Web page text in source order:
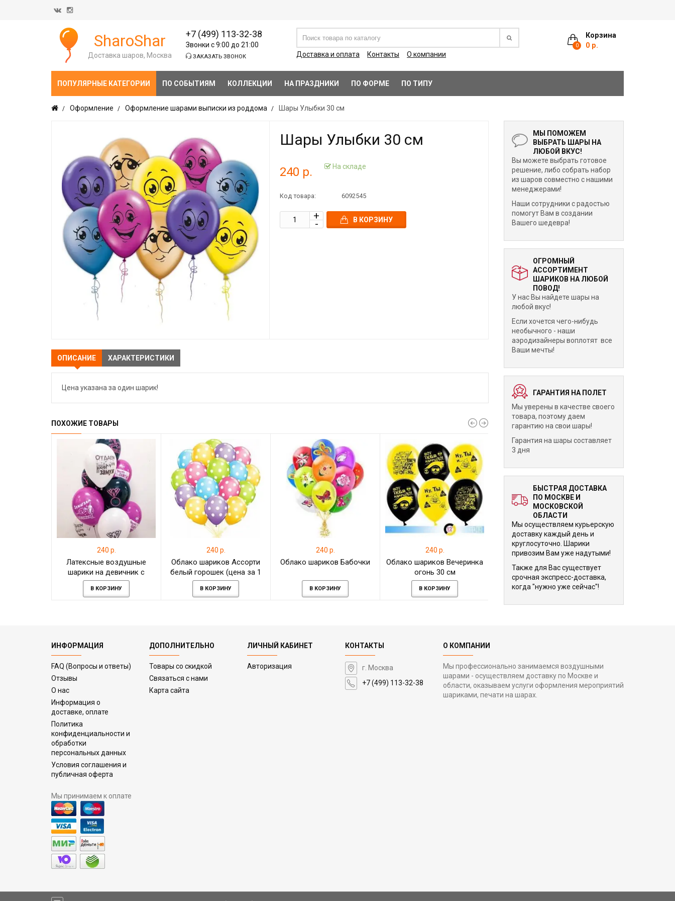
Корзина
0 0 р.
SharoShar
Доставка шаров, Москва
+7 (499) 113-32-38
Звонки с 9:00 до 21:00
ЗАКАЗАТЬ ЗВОНОК Доставка и оплата Контакты О компании
ПОПУЛЯРНЫЕ КАТЕГОРИИ ПО СОБЫТИЯМ КОЛЛЕКЦИИ НА ПРАЗДНИКИ ПО ФОРМЕ ПО ТИПУ
Оформление Оформление шарами выписки из роддома Шары Улыбки 30 см
Шары Улыбки 30 см
240 р. На складе
Код товара: 6092545
В КОРЗИНУ
ОПИСАНИЕ ХАРАКТЕРИСТИКИ
Цена указана за один шарик!
ПОХОЖИЕ ТОВАРЫ
240 р.
Латексные воздушные
шарики на девичник с
гелием
В КОРЗИНУ
240 р.
Облако шариков Ассорти
белый горошек (цена за 1
штуку)
В КОРЗИНУ
240 р.
Облако шариков Бабочки
В КОРЗИНУ
240 р.
Облако шариков Вечеринка
огонь 30 см
В КОРЗИНУ
240 р.
Диснея 30 см
В КОРЗИНУ
МЫ ПОМОЖЕМ
ВЫБРАТЬ ШАРЫ НА
ЛЮБОЙ ВКУС!
Вы можете выбрать готовое
решение, либо собрать набор
из шаров совместно с нашими
менеджерами!
Наши сотрудники с радостью
помогут Вам в создании
Вашего шедевра!
ОГРОМНЫЙ
АССОРТИМЕНТ
ШАРИКОВ НА ЛЮБОЙ
ПОВОД!
У нас Вы найдете шары на
любой вкус!
Если хочется чего-нибудь
необычного - наши
аэродизайнеры воплотят все
Ваши мечты!
ГАРАНТИЯ НА ПОЛЕТ
Мы уверены в качестве своего
товара, поэтому даем
гарантию на свои шары!
Гарантия на шары составляет
3 дня
БЫСТРАЯ ДОСТАВКА
ПО МОСКВЕ И
МОСКОВСКОЙ
ОБЛАСТИ
Мы осуществляем курьерскую
доставку каждый день и
круглосуточно. Шарики
привозим Вам уже надутыми!
Также для Вас существует
срочная экспресс-доставка,
когда "нужно уже сейчас"!
ИНФОРМАЦИЯ
FAQ (Вопросы и ответы)
Отзывы
О нас
Информация о
доставке, оплате
Политика
конфиденциальности и
обработки
персональных данных
Условия соглашения и
публичная оферта
Мы принимаем к оплате
ДОПОЛНИТЕЛЬНО
Товары со скидкой
Связаться с нами
Карта сайта
ЛИЧНЫЙ КАБИНЕТ
Авторизация
КОНТАКТЫ
г. Москва
+7 (499) 113-32-38
О КОМПАНИИ
Мы профессионально занимаемся воздушными
шарами - осуществляем доставку по Москве и
области, оказываем услуги оформления мероприятий
шариками, печати на шарах.